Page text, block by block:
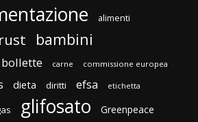
alimenti
bambini
bollette carne commissione europea
dieta diritti efsa etichetta
glifosato Greenpeace